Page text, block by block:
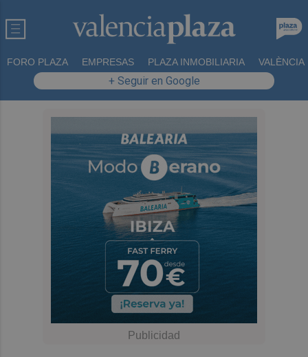
FORO PLAZA EMPRESAS PLAZA INMOBILIARIA VALÈNCIA
+ Seguir en Google